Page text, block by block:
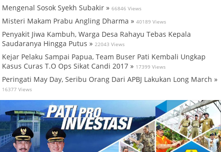
Mengenal Sosok Syekh Subakir » 66846 Views
Misteri Makam Prabu Angling Dharma » 40189 Views
Penyakit Jiwa Kambuh, Warga Desa Rahayu Tebas Kepala
Saudaranya Hingga Putus » 22043 Views
Kejar Pelaku Sampai Papua, Team Buser Pati Kembali Ungkap
Kasus Curas T.O Ops Sikat Candi 2017 » 17399 Views
Peringati May Day, Seribu Orang Dari APBJ Lakukan Long March »
16377 Views